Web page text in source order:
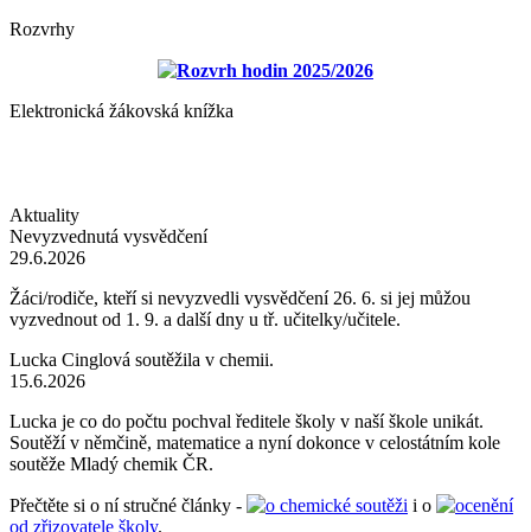
Rozvrhy
Rozvrh hodin 2025/2026
Elektronická žákovská knížka
Aktuality
Nevyzvednutá vysvědčení
29.6.2026
Žáci/rodiče, kteří si nevyzvedli vysvědčení 26. 6. si jej můžou
vyzvednout od 1. 9. a další dny u tř. učitelky/učitele.
Lucka Cinglová soutěžila v chemii.
15.6.2026
Lucka je co do počtu pochval ředitele školy v naší škole unikát.
Soutěží v němčině, matematice a nyní dokonce v celostátním kole
soutěže Mladý chemik ČR.
Přečtěte si o ní stručné články - o chemické soutěži i o
ocenění
od zřizovatele školy.